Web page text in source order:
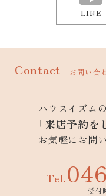
LINE
Contact お問い合
ハウスイズム
「来店予約
お気軽にお問
Tel.
受付